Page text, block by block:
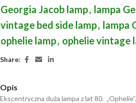
Georgia Jacob lamp, lampa
vintage bed side lamp, lampa
ophelie lamp, ophelie vintage
Share:
Opis
Ekscentryczna duża lampa z lat 80.